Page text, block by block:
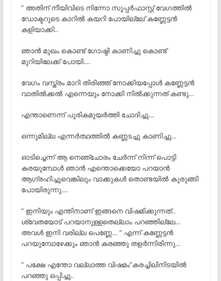
” അതിന് നീയിവിടെ നിന്നോ സൂപ്പർഫാസ്റ്റ് വേഗത്തിൽ
ഡോക്ടറുടെ കാറിൽ കയറി പോയില്ലേ”കണ്ണേട്ടൻ
കളിയാക്കി..
ഞാൻ മുഖം കൊണ്ട് ഗോഷ്ഠി കാണിച്ചു കൊണ്ട്
മുറിയിലേക്ക് പോയി….
വേഗം വസ്ത്രം മാറി തിരിഞ്ഞ് നോക്കിയപ്പോൾ കണ്ണേട്ടൻ
വാതിൽക്കൽ എന്നെയും നോക്കി നിൽക്കുന്നത് കണ്ടു…
എന്താണെന്ന് പുരികമുയർത്തി ചോദിച്ചു…
ഒന്നുമില്ല എന്നർത്ഥത്തിൽ കണ്ണടച്ചു കാണിച്ചു…
ഓടിച്ചെന്ന് ആ നെഞ്ചോരം ചേർന്ന് നിന്ന് പൊട്ടി
കരയുമ്പോൾ ഞാൻ എന്തൊക്കെയോ പറയാൻ
ആഗ്രഹിച്ചുവെങ്കിലും വാക്കുകൾ തൊണ്ടയിൽ കുരുങ്ങി
പോയിരുന്നു….
” ഇനിയും എന്തിനാണ് ഇങ്ങനെ വിഷമിക്കുന്നത്..
ശ്വേതയോട് പറയാനുള്ളതെല്ലാം പറഞ്ഞില്ലേ…
അവൾ ഇനി വരില്ല പെണ്ണേ… ” എന്ന് കണ്ണേട്ടൻ
പറയുമ്പോഴേക്കും ഞാൻ കരഞ്ഞു തളർന്നിരിന്നു…
” പക്ഷേ എന്തോ വല്ലാത്ത വിഷമം”കരച്ചിലിനിടയിൽ
പറഞ്ഞു ഒപ്പിച്ചു..